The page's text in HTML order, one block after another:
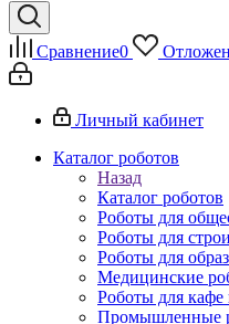
Сравнение0
Личный кабинет
Каталог роботов
Назад
Каталог роботов
Роботы для
Роботы для
Роботы для
Медицинские
Роботы для кафе
Промышленные